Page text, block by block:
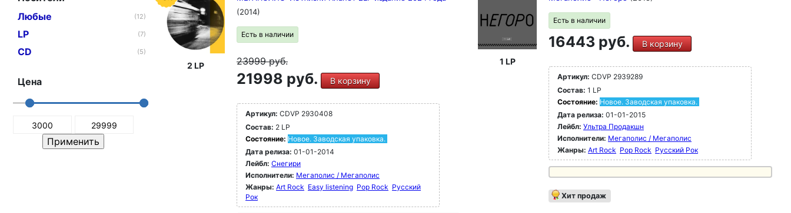
Любые
(12)
LP (7)
CD (5)
Цена
2 LP
(2014)
Есть в наличии
23999руб.
21998 руб. В корзину
Артикул: CDVP 2930408
Состав: 2 LP
Состояние: Новое. Заводская упаковка.
Дата релиза: 01-01-2014
Лейбл: Снегири
Исполнители: Мегаполис / Мегаполис
Жанры: Art Rock Easy listening Pop Rock Русский
Рок
1 LP
Есть в наличии
16443 руб. В корзину
Артикул: CDVP 2939289
Состав: 1 LP
Состояние: Новое. Заводская упаковка.
Дата релиза: 01-01-2015
Лейбл: Ультра Продакшн
Исполнители: Мегаполис / Мегаполис
Жанры: Art Rock Pop Rock Русский Рок
Хит продаж